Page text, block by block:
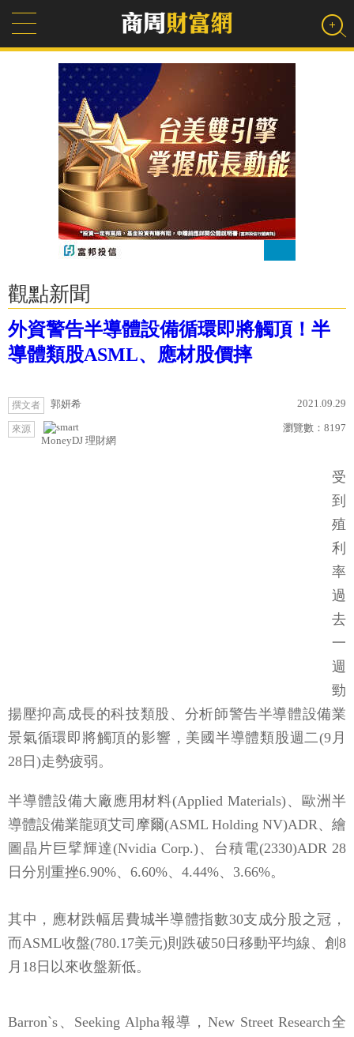
觀點新聞
外資警告半導體設備循環即將觸頂！半
導體類股ASML、應材股價摔
撰文者 郭妍希 2021.09.29
來源
MoneyDJ 理財網
瀏覽數： 8197
受
到
殖
利
率
過
去
一
週
勁
揚壓抑高成長的科技類股、分析師警告半導體設備業
景氣循環即將觸頂的影響，美國半導體類股週二(9月
28日)走勢疲弱。
半導體設備大廠應用材料(Applied Materials)、歐洲半
導體設備業龍頭艾司摩爾(ASML Holding NV)ADR、繪
圖晶片巨擘輝達(Nvidia Corp.)、台積電(2330)ADR 28
日分別重挫6.90%、6.60%、4.44%、3.66%。
其中，應材跌幅居費城半導體指數30支成分股之冠，
而ASML收盤(780.17美元)則跌破50日移動平均線、創8
月18日以來收盤新低。
Barron`s、Seeking Alpha報導，New Street Research全